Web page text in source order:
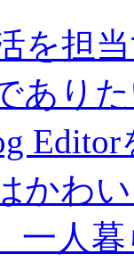
を担
あり
かわ
一人